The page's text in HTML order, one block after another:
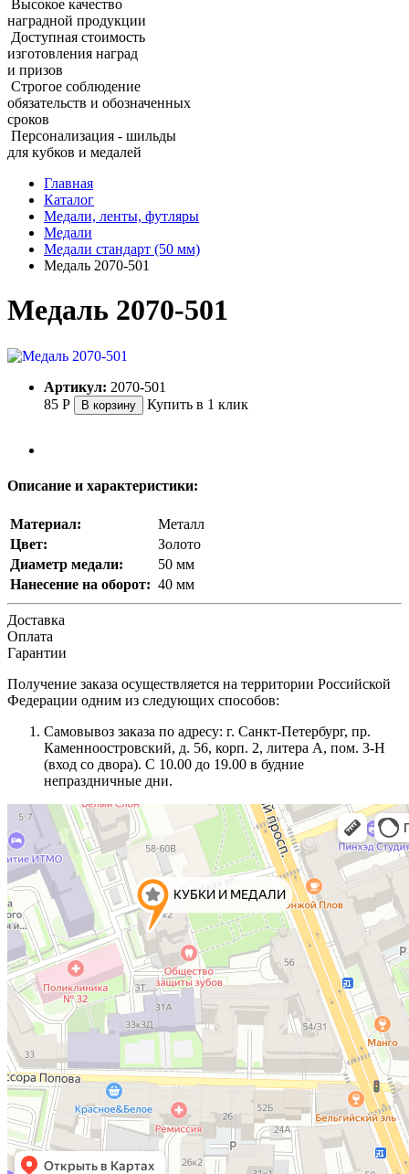
Высокое качество
наградной продукции
Доступная стоимость
изготовления наград
и призов
Строгое соблюдение
обязательств и обозначенных
сроков
Персонализация - шильды
для кубков и медалей
Главная
Каталог
Медали, ленты, футляры
Медали
Медали стандарт (50 мм)
Медаль 2070‑501
Медаль 2070‑501
Артикул: 2070-501
85 Р В корзину Купить в 1 клик
Описание и характеристики:
Материал:
Металл
Цвет:
Золото
Диаметр медали:
50 мм
Нанесение на оборот: 40 мм
Доставка
Оплата
Гарантии
Получение заказа осуществляется на территории Российской
Федерации одним из следующих способов:
Самовывоз заказа по адресу: г. Санкт-Петербург, пр.
Каменноостровский, д. 56, корп. 2, литера А, пом. 3-Н
(вход со двора). С 10.00 до 19.00 в будние
непраздничные дни.